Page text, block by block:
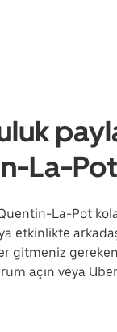
La-
La-Pot
etkinlikte
gitmeniz
açın veya